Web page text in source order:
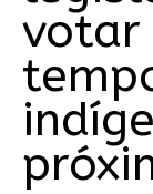
votar